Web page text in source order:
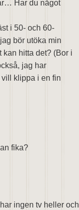
Har du något
i 50- och 60-
bör utöka min
hitta det? (Bor i
jag har
klippa i en fin
fika?
ingen tv heller och